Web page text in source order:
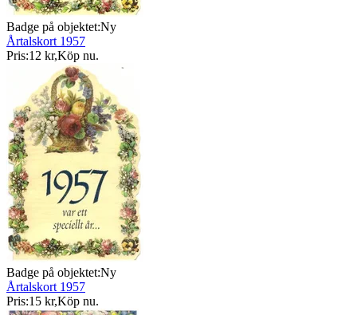
Badge på objektet:Ny
Årtalskort 1957
Pris:12 kr,Köp nu.
Badge på objektet:Ny
Årtalskort 1957
Pris:15 kr,Köp nu.